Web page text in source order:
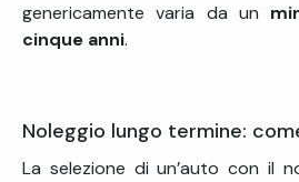
genericamente varia da un
cinque anni.
Noleggio lungo termine:
La selezione di un’auto con il